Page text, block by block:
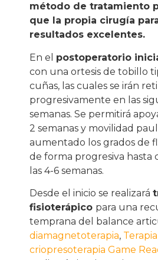
método de tratamiento
que la propia cirugía
resultados excelentes.
En el postoperatorio
con una ortesis de tobillo
cuñas, las cuales se irán
progresivamente en las
semanas. Se permitirá
2 semanas y movilidad
aumentado los grados de
de forma progresiva hasta
las 4-6 semanas.
Desde el inicio se realizará
fisioterápico para una
temprana del balance
diamagnetoterapia,
criopresoterapia Game